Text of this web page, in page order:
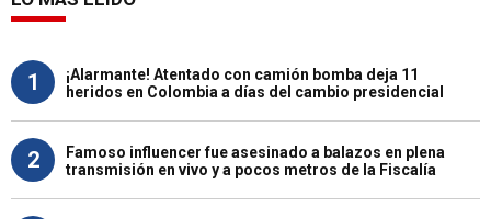
1
¡Alarmante! Atentado con camión bomba deja 11
heridos en Colombia a días del cambio presidencial
2
Famoso influencer fue asesinado a balazos en plena
transmisión en vivo y a pocos metros de la Fiscalía